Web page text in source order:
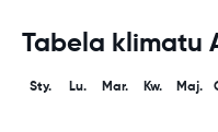
Tabela klimatu
Sty. Lu. Mar. Kw. Maj.